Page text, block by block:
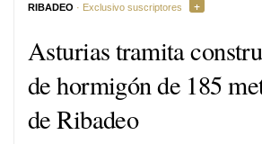
Asturias tramita
de hormigón de 185
de Ribadeo
RIBADEO · Exclusivo suscriptores